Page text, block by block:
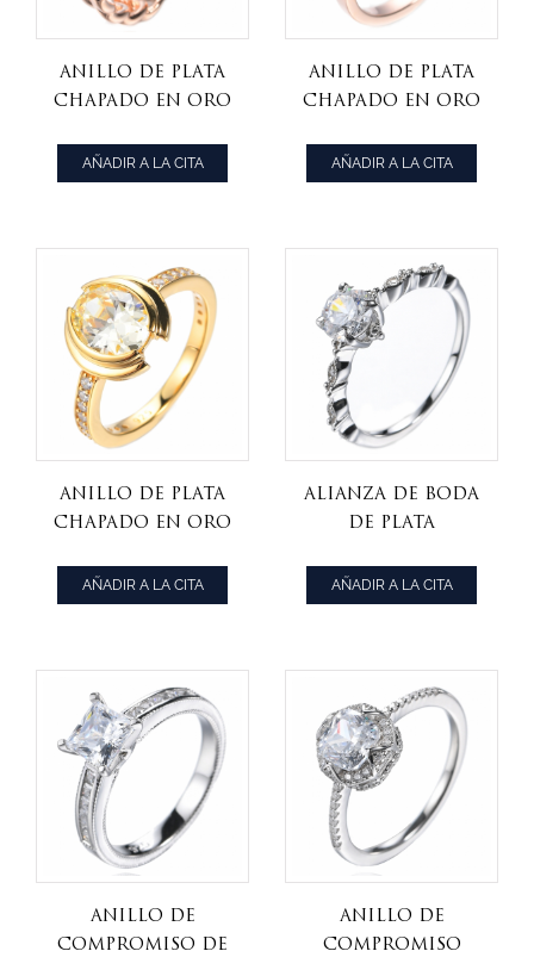
Anillo de plata
chapado en oro
de champán de
cojín 925
AÑADIR A LA CITA
Anillo de plata
chapado en oro
de morganita
rosa creado en
AÑADIR A LA CITA
Anillo de plata
chapado en oro
circón cúbico
amarillo con
ovalado 925
AÑADIR A LA CITA
Alianza de boda
de plata
chapada en oro
blanco de 18
corte redondo
AÑADIR A LA CITA
Anillo de
compromiso de
Anillo de
compromiso